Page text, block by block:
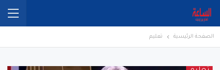
الصفحة الرئيسية تعليم